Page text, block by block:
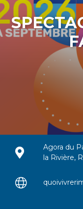
Agora du
la Rivière,